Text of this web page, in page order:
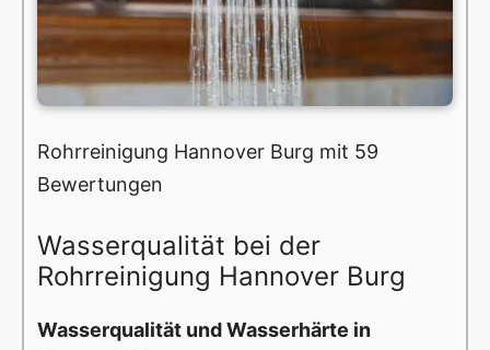
Rohrreinigung Hannover Burg mit 59
Bewertungen
Wasserqualität bei der
Rohrreinigung Hannover Burg
Wasserqualität und Wasserhärte in